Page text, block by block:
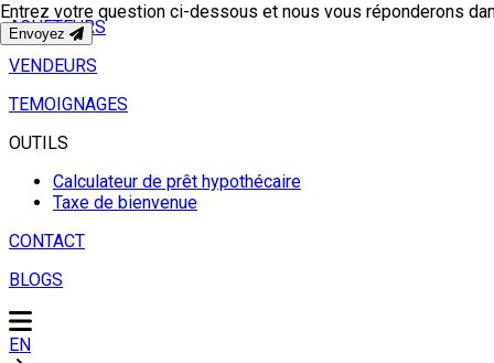
ACHETEURS
VENDEURS
TEMOIGNAGES
OUTILS
Calculateur de prêt hypothécaire
Taxe de bienvenue
CONTACT
BLOGS
EN
Entrez votre question ci-dessous et nous vous réponderons
Envoyez